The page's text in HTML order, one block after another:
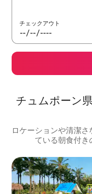
チェックアウト
チュムポーン
ロケーションや清潔
ている朝食付